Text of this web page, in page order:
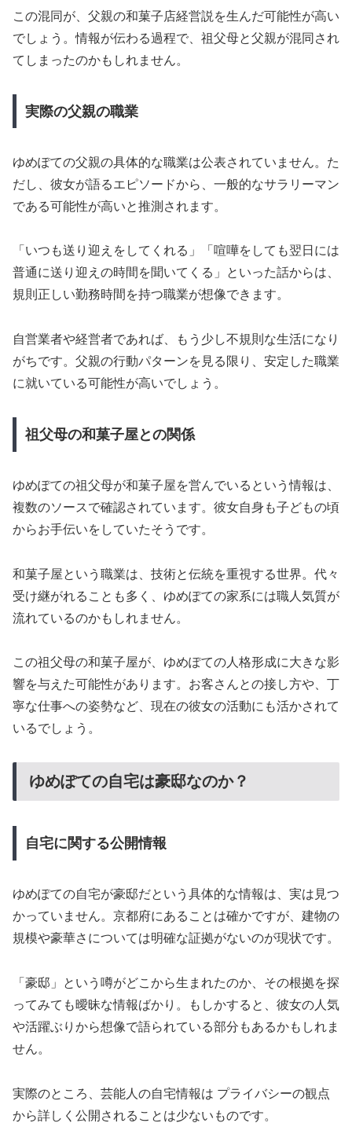
この混同が、父親の和菓子店経営説を生んだ可能性が高い
でしょう。情報が伝わる過程で、祖父母と父親が混同され
てしまったのかもしれません。
実際の父親の職業
ゆめぽての父親の具体的な職業は公表されていません。た
だし、彼女が語るエピソードから、一般的なサラリーマン
である可能性が高いと推測されます。
「いつも送り迎えをしてくれる」「喧嘩をしても翌日には
普通に送り迎えの時間を聞いてくる」といった話からは、
規則正しい勤務時間を持つ職業が想像できます。
自営業者や経営者であれば、もう少し不規則な生活になり
がちです。父親の行動パターンを見る限り、安定した職業
に就いている可能性が高いでしょう。
祖父母の和菓子屋との関係
ゆめぽての祖父母が和菓子屋を営んでいるという情報は、
複数のソースで確認されています。彼女自身も子どもの頃
からお手伝いをしていたそうです。
和菓子屋という職業は、技術と伝統を重視する世界。代々
受け継がれることも多く、ゆめぽての家系には職人気質が
流れているのかもしれません。
この祖父母の和菓子屋が、ゆめぽての人格形成に大きな影
響を与えた可能性があります。お客さんとの接し方や、丁
寧な仕事への姿勢など、現在の彼女の活動にも活かされて
いるでしょう。
ゆめぽての自宅は豪邸なのか？
自宅に関する公開情報
ゆめぽての自宅が豪邸だという具体的な情報は、実は見つ
かっていません。京都府にあることは確かですが、建物の
規模や豪華さについては明確な証拠がないのが現状です。
「豪邸」という噂がどこから生まれたのか、その根拠を探
ってみても曖昧な情報ばかり。もしかすると、彼女の人気
や活躍ぶりから想像で語られている部分もあるかもしれま
せん。
実際のところ、芸能人の自宅情報は プライバシーの観点
から詳しく公開されることは少ないものです。